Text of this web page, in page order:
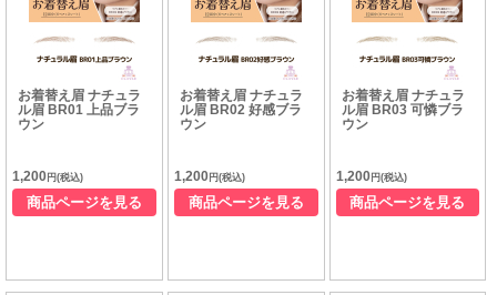
お着替え眉 ナチュラ
ル眉 BR01 上品ブラ
ウン
1,200 円(税込)
商品ページを見る
お着替え眉 ナチュラ
ル眉 BR02 好感ブラ
ウン
1,200円(税込)
商品ページを見る
お着替え眉 ナチュラ
ル眉 BR03 可憐ブラ
ウン
1,200円(税込)
商品ページを見る